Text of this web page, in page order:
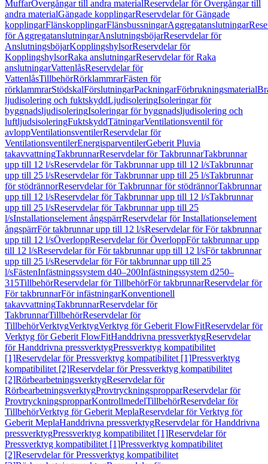
MuffarÖvergångar till andra materialReservdelar för Övergångar till
andra materialGängade kopplingarReservdelar för Gängade
kopplingarFlänskopplingarFlänsbussningarAggregatanslutningar
för AggregatanslutningarAnslutningsböjarReservdelar för
AnslutningsböjarKopplingshylsorReservdelar för
KopplingshylsorRaka anslutningarReservdelar för Raka
anslutningarVattenlåsReservdelar för
VattenlåsTillbehörRörklammrarFästen för
rörklammrarStödskalFörslutningarPackningarFörbrukningsmaterial
ljudisolering och fuktskyddLjudisoleringIsoleringar för
byggnadsljudisoleringIsoleringar för byggnadsljudisolering och
luftljudsisoleringFuktskyddTätningarVentilationsventil för
avloppVentilationsventilerReservdelar för
VentilationsventilerEnergisparventilerGeberit Pluvia
takavvattningTakbrunnarReservdelar för TakbrunnarTakbrunnar
upp till 12 l/sReservdelar för Takbrunnar upp till 12 l/sTakbrunnar
upp till 25 l/sReservdelar för Takbrunnar upp till 25 l/sTakbrunnar
för stödrännorReservdelar för Takbrunnar för stödrännorTakbrunnar
upp till 12 l/sReservdelar för Takbrunnar upp till 12 l/sTakbrunnar
upp till 25 l/sReservdelar för Takbrunnar upp till 25
l/sInstallationselement ångspärrReservdelar för Installationselement
ångspärrFör takbrunnar upp till 12 l/sReservdelar för För takbrunnar
upp till 12 l/sÖverloppReservdelar för ÖverloppFör takbrunnar upp
till 12 l/sReservdelar för För takbrunnar upp till 12 l/sFör takbrunnar
upp till 25 l/sReservdelar för För takbrunnar upp till 25
l/sFästenInfästningssystem d40–200Infästningssystem d250–
315TillbehörReservdelar för TillbehörFör takbrunnarReservdelar för
För takbrunnarFör infästningarKonventionell
takavvattningTakbrunnarReservdelar för
TakbrunnarTillbehörReservdelar för
TillbehörVerktygVerktygVerktyg för Geberit FlowFitReservdelar för
Verktyg för Geberit FlowFitHanddrivna pressverktygReservdelar
för Handdrivna pressverktygPressverktyg kompatibilitet
[1]Reservdelar för Pressverktyg kompatibilitet [1]Pressverktyg
kompatibilitet [2]Reservdelar för Pressverktyg kompatibilitet
[2]RörbearbetningsverktygReservdelar för
RörbearbetningsverktygProvtryckningspropparReservdelar för
ProvtryckningspropparKontrollmedelTillbehörReservdelar för
TillbehörVerktyg för Geberit MeplaReservdelar för Verktyg för
Geberit MeplaHanddrivna pressverktygReservdelar för Handdrivna
pressverktygPressverktyg kompatibilitet [1]Reservdelar för
Pressverktyg kompatibilitet [1]Pressverktyg kompatibilitet
[2]Reservdelar för Pressverktyg kompatibilitet